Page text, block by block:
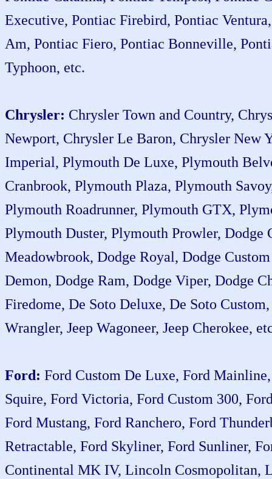
Executive, Pontiac Firebird, Pontiac
Am, Pontiac Fiero, Pontiac Bonneville,
Typhoon, etc.
Chrysler: Chrysler Town and Country,
Newport, Chrysler Le Baron, Chrysler New
Imperial, Plymouth De Luxe, Plymouth
Cranbrook, Plymouth Plaza, Plymouth
Plymouth Roadrunner, Plymouth GTX,
Plymouth Duster, Plymouth Prowler, Dodge
Meadowbrook, Dodge Royal, Dodge
Demon, Dodge Ram, Dodge Viper, Dodge
Firedome, De Soto Deluxe, De Soto
Wrangler, Jeep Wagoneer, Jeep Cherokee,
Ford: Ford Custom De Luxe, Ford
Squire, Ford Victoria, Ford Custom 300,
Ford Mustang, Ford Ranchero, Ford
Retractable, Ford Skyliner, Ford Sunliner,
Continental MK IV, Lincoln Cosmopolitan,